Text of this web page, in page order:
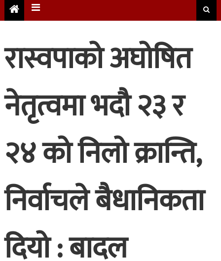
रास्वपाको अघोषित
नेतृत्वमा भदौ २३ र
२४ को निलो क्रान्ति,
निर्वाचले बैधानिकता
दियो : बादल